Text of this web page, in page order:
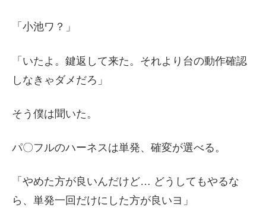
「小池ワ？」
「いたよ。鍵返して来た。それより台の動作確認
しなきゃダメだろ」
そう僕は聞いた。
パ〇フルのハーネスは単発、確変が選べる。
「やめた方が良いんだけど… どうしてもやるな
ら、単発一回だけにした方が良いヨ」